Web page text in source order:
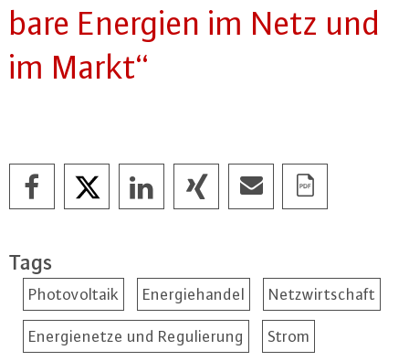
ba­re Energien im Netz und
im Markt“
Tags
Photovoltaik Energiehandel Netzwirtschaft
Energienetze und Regulierung Strom